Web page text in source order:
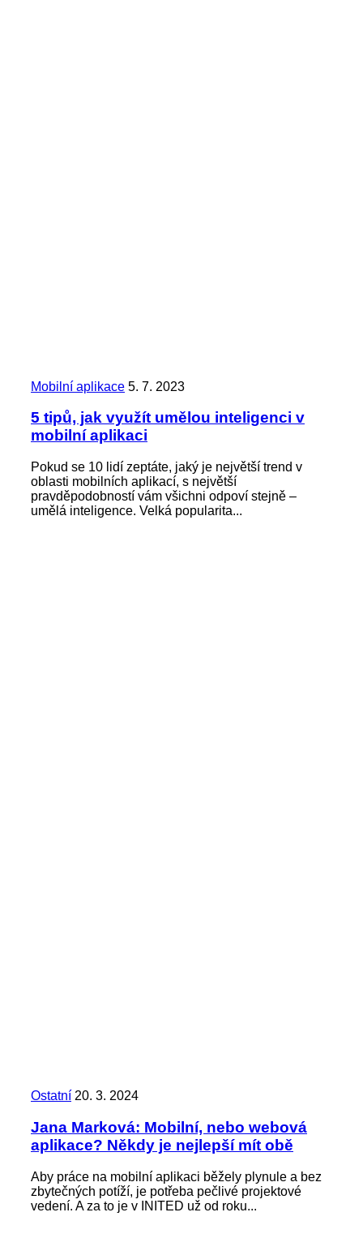
Mobilní aplikace 5. 7. 2023
5 tipů, jak využít umělou inteligenci v
mobilní aplikaci
Pokud se 10 lidí zeptáte, jaký je největší trend v
oblasti mobilních aplikací, s největší
pravděpodobností vám všichni odpoví stejně –
umělá inteligence. Velká popularita...
Ostatní 20. 3. 2024
Jana Marková: Mobilní, nebo webová
aplikace? Někdy je nejlepší mít obě
Aby práce na mobilní aplikaci běžely plynule a bez
zbytečných potíží, je potřeba pečlivé projektové
vedení. A za to je v INITED už od roku...